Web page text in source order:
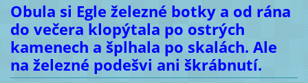
Obula si Egle železné botky a od rána
do večera klopýtala po ostrých
kamenech a šplhala po skalách. Ale
na železné podešvi ani škrábnutí.